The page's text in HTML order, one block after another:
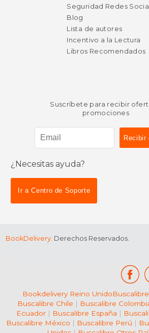
Seguridad Redes
Blog
Lista de autores
Incentivo a la Lectura
Libros Recomendados
Suscríbete para recibir
promociones
¿Necesitas ayuda?
Ir a Centro de Soporte
BookDelivery . Derechos Reservados.
Bookdelivery Reino Unido
Buscalibre Chile | Buscalibre
Ecuador| Buscalibre España |
Buscalibre México | Buscalibre Perú |